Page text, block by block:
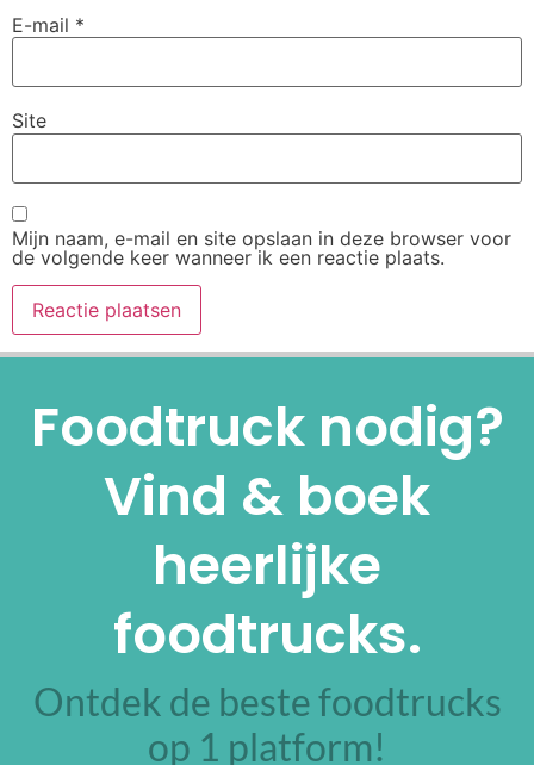
E-mail *
Site
Mijn naam, e-mail en site opslaan in deze browser voor
de volgende keer wanneer ik een reactie plaats.
Foodtruck nodig?
Vind & boek
heerlijke
foodtrucks.
Ontdek de beste foodtrucks
op 1 platform!